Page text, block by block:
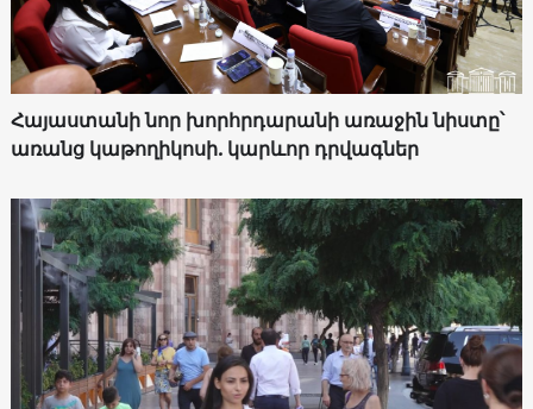
Հայաստանի նոր խորհրդարանի առաջին նիստը՝
առանց կաթողիկոսի. կարևոր դրվագներ